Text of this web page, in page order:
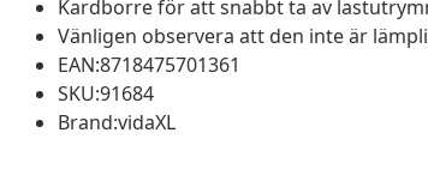
Kardborre för att snabbt ta av
Vänligen observera att den inte är
EAN:8718475701361
SKU:91684
Brand:vidaXL